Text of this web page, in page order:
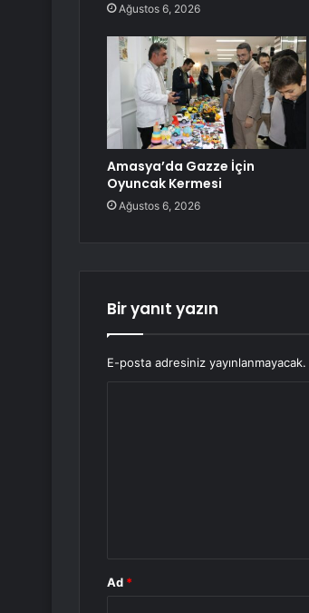
Ağustos 6, 2026
Amasya’da Gazze İçin
Oyuncak Kermesi
Ağustos 6, 2026
Bir yanıt yazın
E-posta adresiniz yayınlanmayacak.
Ad *